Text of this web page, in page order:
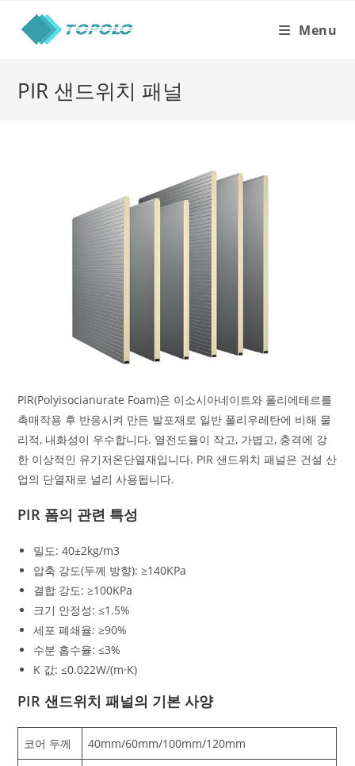
content
Menu
PIR 샌드위치 패널
PIR(Polyisocianurate Foam)은 이소시아네이트와 폴리에테르를
촉매작용 후 반응시켜 만든 발포재로 일반 폴리우레탄에 비해 물
리적, 내화성이 우수합니다. 열전도율이 작고, 가볍고, 충격에 강
한 이상적인 유기저온단열재입니다. PIR 샌드위치 패널은 건설 산
업의 단열재로 널리 사용됩니다.
PIR 폼의 관련 특성
밀도: 40±2kg/m3
압축 강도(두께 방향): ≥140KPa
결합 강도: ≥100KPa
크기 안정성: ≤1.5%
세포 폐쇄율: ≥90%
수분 흡수율: ≤3%
K 값: ≤0.022W/(m·K)
PIR 샌드위치 패널의 기본 사양
코어 두께 40mm/60mm/100mm/120mm